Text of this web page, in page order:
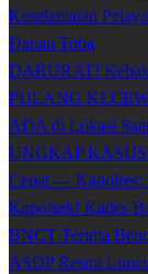
Keselamatan
Danau Toba
DARURAT!
PULANG
ADA di Lokasi
UNGKAP KASUS:
Cepat — Kapolres:
Kapolsek! Kades
BNCT Terima
ASDP Resmi